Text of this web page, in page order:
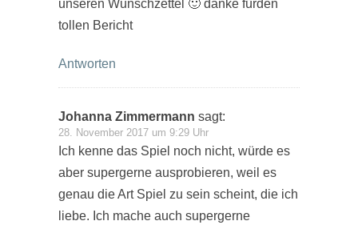
unseren Wunschzettel 🙂 danke fürden
tollen Bericht
Antworten
Johanna Zimmermann sagt:
28. November 2017 um 9:29 Uhr
Ich kenne das Spiel noch nicht, würde es
aber supergerne ausprobieren, weil es
genau die Art Spiel zu sein scheint, die ich
liebe. Ich mache auch supergerne